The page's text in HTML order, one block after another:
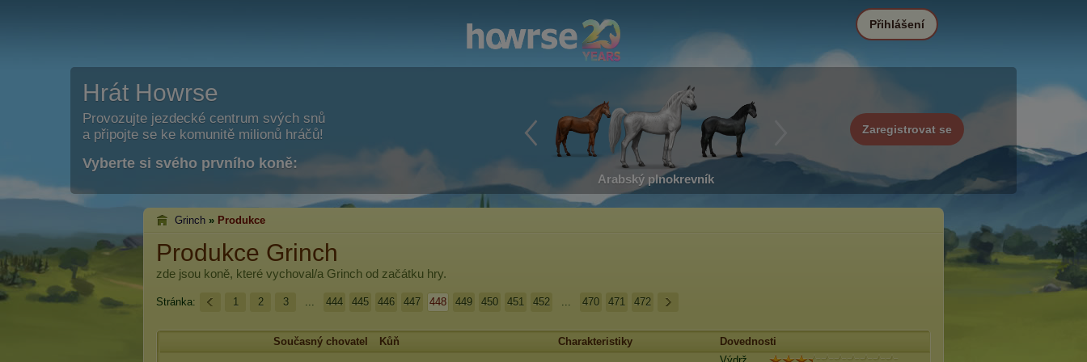
Hrát Howrse
Provozujte jezdecké centrum svých snů
a připojte se ke komunitě milionů hráčů!
Vyberte si svého prvního koně:
Arabský plnokrevník
Zaregistrovat se
Přihlášení
Grinch » Produkce
Produkce Grinch
zde jsou koně, které vychoval/a Grinch od začátku hry.
Stránka: 1 2 3 ... 444 445 446 447 448 449 450 451 452 ... 470 471 472
Současný chovatel Kůň Charakteristiky Dovednosti